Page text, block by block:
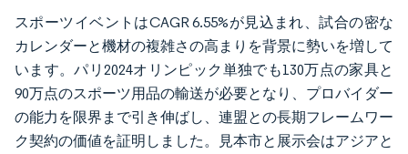
スポーツイベントはCAGR 6.55%が見込まれ、試合の密な
カレンダーと機材の複雑さの高まりを背景に勢いを増して
います。パリ2024オリンピック単独でも130万点の家具と
90万点のスポーツ用品の輸送が必要となり、プロバイダー
の能力を限界まで引き伸ばし、連盟との長期フレームワー
ク契約の価値を証明しました。見本市と展示会はアジアと